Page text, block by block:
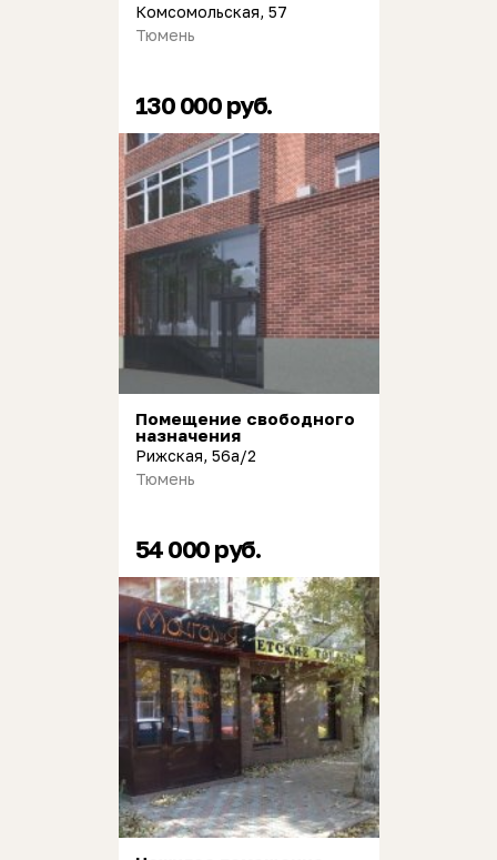
Комсомольская, 57
Тюмень
130 000 руб.
Помещение свободного
назначения
Рижская, 56а/2
Тюмень
54 000 руб.